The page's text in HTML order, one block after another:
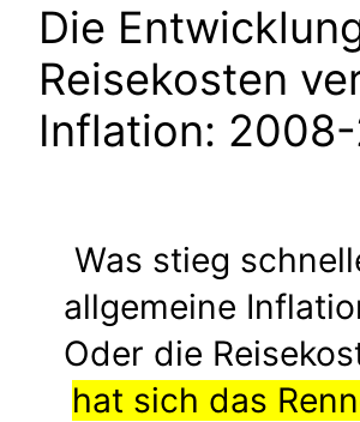
Die
Reisekosten
Inflation:
Was stieg
allgemeine
Oder die
hat sich das